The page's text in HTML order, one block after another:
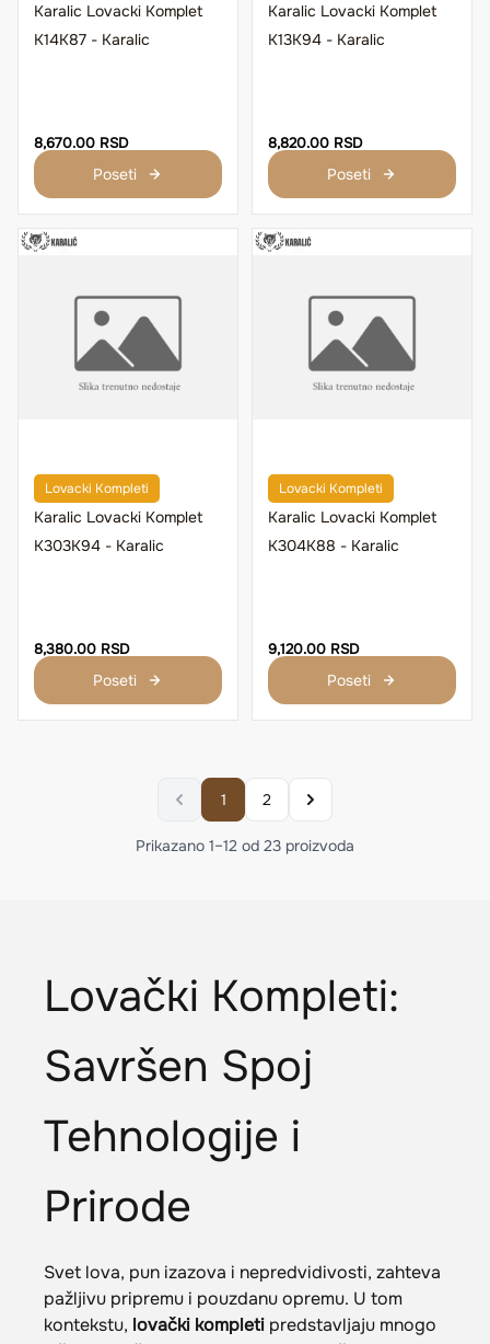
Karalic Lovacki Komplet
K14K87 - Karalic
8,670.00 RSD
Poseti
Karalic Lovacki Komplet
K13K94 - Karalic
8,820.00 RSD
Poseti
Lovacki Kompleti
Karalic Lovacki Komplet
K303K94 - Karalic
8,380.00 RSD
Poseti
Lovacki Kompleti
Karalic Lovacki Komplet
K304K88 - Karalic
9,120.00 RSD
Poseti
1 2
Prikazano 1–12 od 23 proizvoda
Lovački Kompleti:
Savršen Spoj
Tehnologije i
Prirode
Svet lova, pun izazova i nepredvidivosti, zahteva
pažljivu pripremu i pouzdanu opremu. U tom
kontekstu, lovački kompleti predstavljaju mnogo